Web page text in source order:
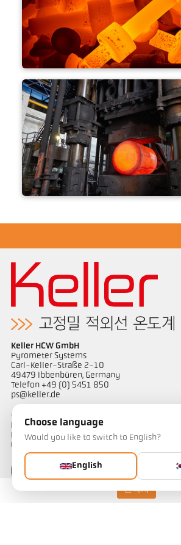
연락처
단조
Keller HCW GmbH
Pyrometer Systems
Carl-Keller-Straße 2-10
49479 Ibbenbüren, Germany
Telefon +49 (0) 5451 850
ps@keller.de
링크
Legal Notice
Privacy
GTC
Choose language
Would you like to switch to English?
English